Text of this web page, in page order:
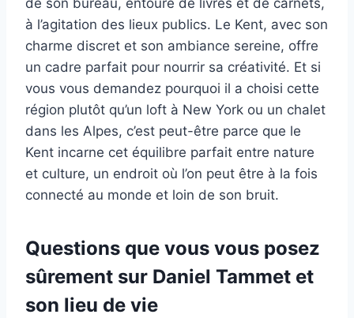
de son bureau, entouré de livres et de carnets,
à l’agitation des lieux publics. Le Kent, avec son
charme discret et son ambiance sereine, offre
un cadre parfait pour nourrir sa créativité. Et si
vous vous demandez pourquoi il a choisi cette
région plutôt qu’un loft à New York ou un chalet
dans les Alpes, c’est peut-être parce que le
Kent incarne cet équilibre parfait entre nature
et culture, un endroit où l’on peut être à la fois
connecté au monde et loin de son bruit.
Questions que vous vous posez
sûrement sur Daniel Tammet et
son lieu de vie